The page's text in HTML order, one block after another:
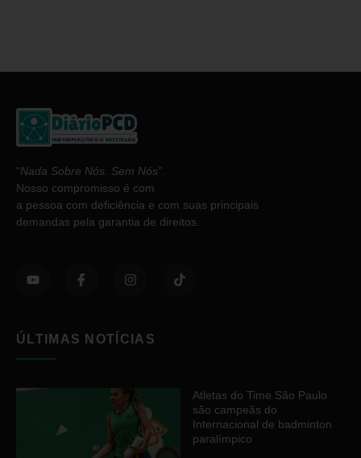
“Nada Sobre Nós. Sem Nós”.
Nosso compromisso é com
a pessoa com deficiência e com suas principais
demandas pela garantia de direitos.
ÚLTIMAS NOTÍCIAS
Atletas do Time São Paulo
são campeãs do
Internacional de badminton
paralímpico